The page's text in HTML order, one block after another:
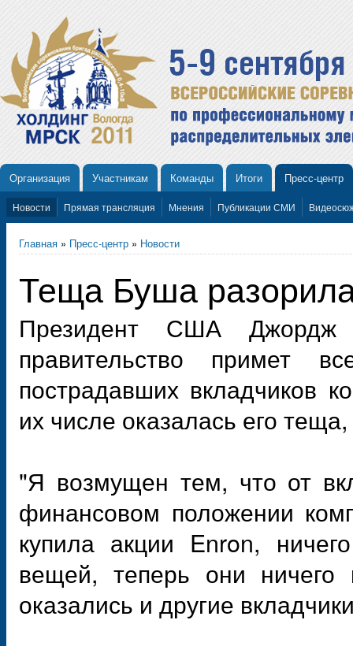
Организация Участникам Команды Итоги Пресс-центр
Новости Прямая трансляция Мнения Публикации СМИ
Главная » Пресс-центр » Новости
Теща Буша
Президент США
правительство примет
пострадавших вкладчиков
их числе оказалась его
"Я возмущен тем, что от
финансовом положении
купила акции Enron,
вещей, теперь они
оказались и другие